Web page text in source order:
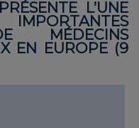
L’UNE
MÉDECINS
EN EUROPE (9